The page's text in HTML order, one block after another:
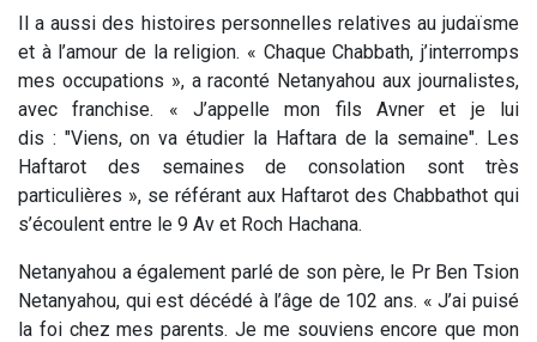
Il a aussi des histoires personnelles relatives au judaïsme
et à l’amour de la religion. « Chaque Chabbath, j’interromps
mes occupations », a raconté Netanyahou aux journalistes,
avec franchise. « J’appelle mon fils Avner et je lui
dis : "Viens, on va étudier la Haftara de la semaine". Les
Haftarot des semaines de consolation sont très
particulières », se référant aux Haftarot des Chabbathot qui
s’écoulent entre le 9 Av et Roch Hachana.
Netanyahou a également parlé de son père, le Pr Ben Tsion
Netanyahou, qui est décédé à l’âge de 102 ans. « J’ai puisé
la foi chez mes parents. Je me souviens encore que mon